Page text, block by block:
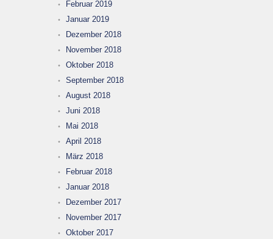
Februar 2019
Januar 2019
Dezember 2018
November 2018
Oktober 2018
September 2018
August 2018
Juni 2018
Mai 2018
April 2018
März 2018
Februar 2018
Januar 2018
Dezember 2017
November 2017
Oktober 2017